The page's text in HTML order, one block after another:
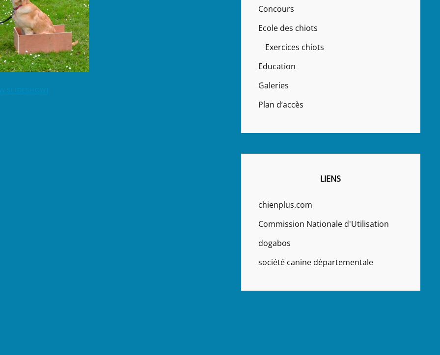
Concours
Ecole des chiots
Exercices chiots
Education
Galeries
Plan d’accès
LIENS
chienplus.com
Commission Nationale d'Utilisation
dogabos
société canine départementale